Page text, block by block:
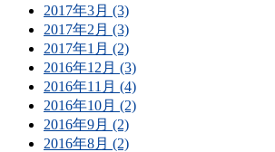
2017年3月 (3)
2017年2月 (3)
2017年1月 (2)
2016年12月 (3)
2016年11月 (4)
2016年10月 (2)
2016年9月 (2)
2016年8月 (2)